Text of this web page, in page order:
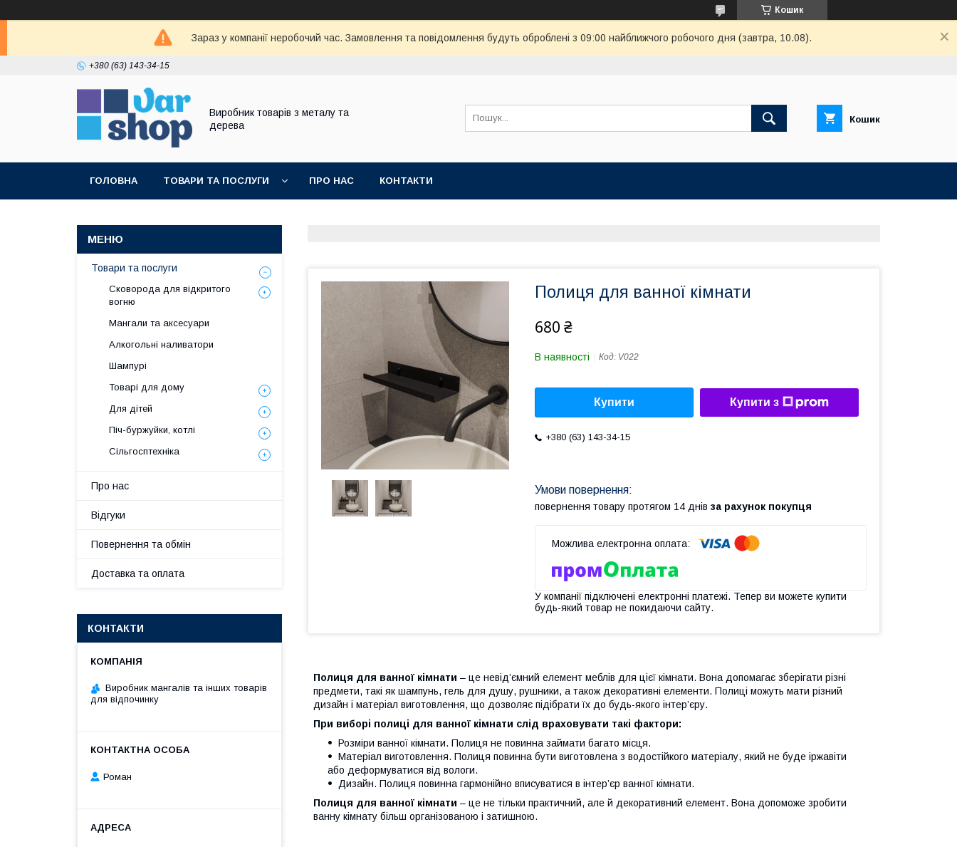
Кошик
Зараз у компанії неробочий час. Замовлення та повідомлення будуть оброблені з 09:00 найближчого робочого дня (завтра, 10.08).
+380 (63) 143-34-15
Виробник товарів з металу та
дерева
Кошик
ГОЛОВНА ТОВАРИ ТА ПОСЛУГИ ПРО НАС КОНТАКТИ
Полиця для ванної кімнати
680 ₴
В наявності Код: V022
Купити Купити з
+380 (63) 143-34-15
повернення товару протягом 14 днів за рахунок покупця
У компанії підключені електронні платежі. Тепер ви можете купити
будь-який товар не покидаючи сайту.
Полиця для ванної кімнати – це невід’ємний елемент меблів для цієї кімнати. Вона допомагає зберігати різні
предмети, такі як шампунь, гель для душу, рушники, а також декоративні елементи. Полиці можуть мати різний
дизайн і матеріал виготовлення, що дозволяє підібрати їх до будь-якого інтер’єру.
При виборі полиці для ванної кімнати слід враховувати такі фактори:
Розміри ванної кімнати. Полиця не повинна займати багато місця.
Матеріал виготовлення. Полиця повинна бути виготовлена з водостійкого матеріалу, який не буде іржавіти
або деформуватися від вологи.
Дизайн. Полиця повинна гармонійно вписуватися в інтер’єр ванної кімнати.
Полиця для ванної кімнати – це не тільки практичний, але й декоративний елемент. Вона допоможе зробити
ванну кімнату більш організованою і затишною.
Товари та послуги
Сковорода для відкритого
вогню
Мангали та аксесуари
Алкогольні наливатори
Шампурі
Товарі для дому
Для дітей
Піч-буржуйки, котлі
Сільгосптехніка
Про нас
Відгуки
Повернення та обмін
Доставка та оплата
КОНТАКТИ
Виробник мангалів та інших товарів
для відпочинку
Роман